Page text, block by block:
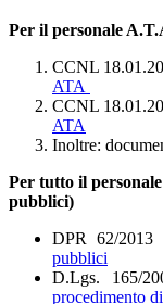
Per il personale
CCNL
ATA
CCNL
ATA
Inoltre:
Per tutto il
pubblici)
DPR 62/2013
pubblici
D.Lgs. 165/
procedimento